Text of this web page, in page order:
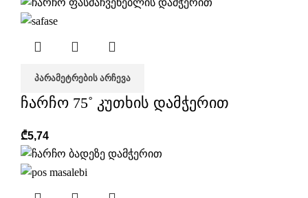
ᲞᲐᲠᲐᲛᲔᲢᲠᲔᲑᲘᲡ ᲐᲠᲩᲔᲕᲐ
ჩარჩო 75˚ კუთხის დამჭერით
₾5,74